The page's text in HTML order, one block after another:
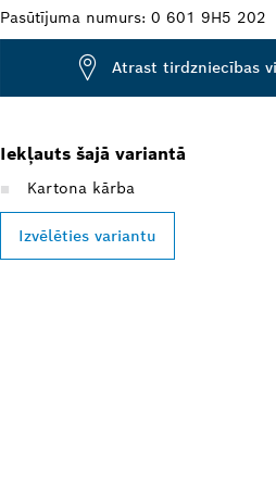
Pasūtījuma numurs: 0 601 9H5 202
Atrast tirdzniecības
Iekļauts šajā variantā
Kartona kārba
Izvēlēties variantu